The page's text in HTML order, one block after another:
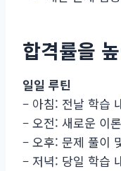
합격률을
일일 루틴
– 아침: 전날 학습
– 오전: 새로운 이
– 오후: 문제 풀이
– 저녁: 당일 학습